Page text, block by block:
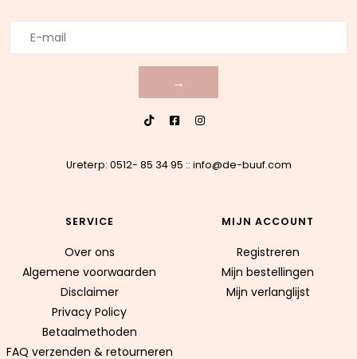
→
Ureterp: 0512- 85 34 95 :: info@de-buuf.com
SERVICE
Over ons
Algemene voorwaarden
Disclaimer
Privacy Policy
Betaalmethoden
FAQ verzenden & retourneren
MIJN ACCOUNT
Registreren
Mijn bestellingen
Mijn verlanglijst